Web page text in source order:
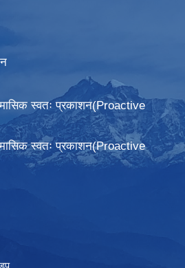
स्वतः प्रकाशन(Proactive
स्वतः प्रकाशन(Proactive